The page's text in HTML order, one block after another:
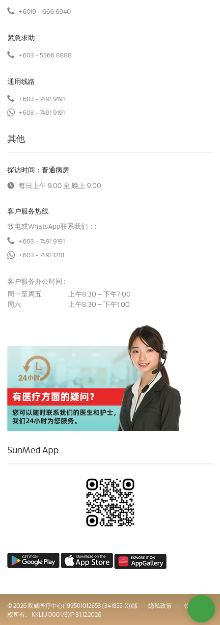
+6019 - 666 6940
紧急求助
+603 - 5566 8888
通用线路
+603 - 7491 9191
+603 - 7491 9191
其他
探访时间：普通病房
每日上午 9:00 至 晚上 9:00
客户服务热线
致电或WhatsApp联系我们：:
+603 - 7491 9191
+603 - 7491 1281
客户服务办公时间 :
周一至周五
: 上午8:30 – 下午7:00
周六
: 上午8:30 – 下午1:00
SunMed App
© 2026 双威医疗中心(199501012653 (341855-X))版
权所有。 KKLIU 0001/EXP 31.12.2026
隐私政策
公司治理
网站地图